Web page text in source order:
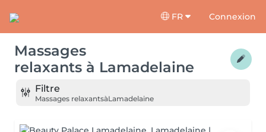
FR Connexion
Massages
relaxants à Lamadelaine
Filtre
Massages relaxantsàLamadelaine